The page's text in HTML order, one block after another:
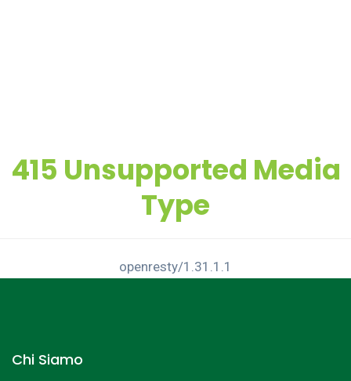
415 Unsupported Media
Type
openresty/1.31.1.1
Chi Siamo